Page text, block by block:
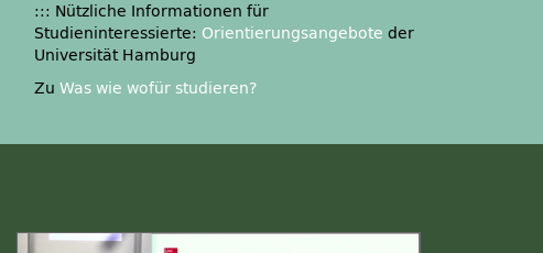
::: Nützliche Informationen für
Studieninteressierte: Orientierungsangebote der
Universität Hamburg
Zu Was wie wofür studieren?